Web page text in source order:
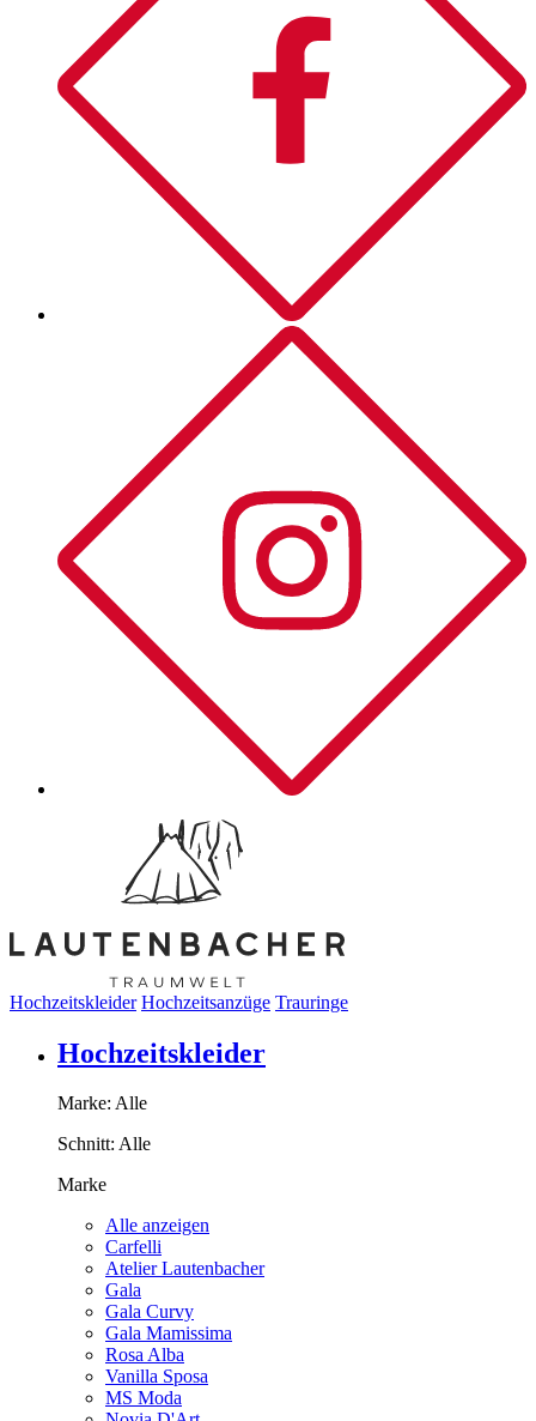
Hochzeitskleider Hochzeitsanzüge Trauringe
Hochzeitskleider
Marke: Alle
Schnitt: Alle
Marke
Alle anzeigen
Carfelli
Atelier Lautenbacher
Gala
Gala Curvy
Gala Mamissima
Rosa Alba
Vanilla Sposa
MS Moda